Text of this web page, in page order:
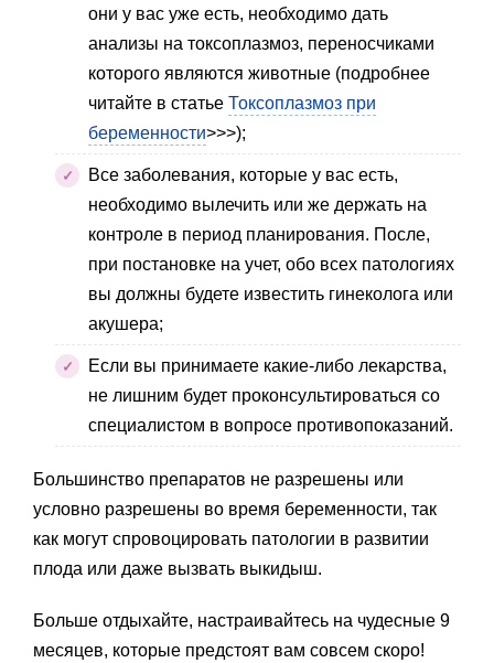
они у вас уже есть, необходимо дать
анализы на токсоплазмоз, переносчиками
которого являются животные (подробнее
читайте в статье Токсоплазмоз при
беременности>>>);
Все заболевания, которые у вас есть,
необходимо вылечить или же держать на
контроле в период планирования. После,
при постановке на учет, обо всех патологиях
вы должны будете известить гинеколога или
акушера;
Если вы принимаете какие-либо лекарства,
не лишним будет проконсультироваться со
специалистом в вопросе противопоказаний.
Большинство препаратов не разрешены или
условно разрешены во время беременности, так
как могут спровоцировать патологии в развитии
плода или даже вызвать выкидыш.
Больше отдыхайте, настраивайтесь на чудесные 9
месяцев, которые предстоят вам совсем скоро!